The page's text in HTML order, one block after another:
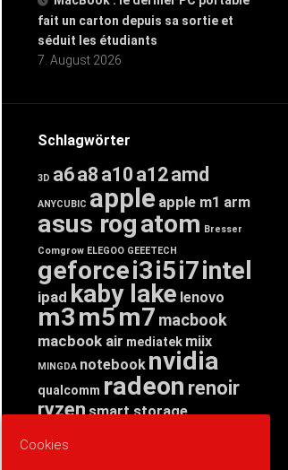
fait un carton depuis sa sortie et
séduit les étudiants
7. August 2026
Schlagwörter
3D a6a8 a10 a12amd
ANYCUBIC apple apple m1 arm
asus rogatom Bresser
Comgrow ELEGOO GEEETECH
geforcei3i5i7intel
ipad kaby lake lenovo
m3m5m7 macbook
macbook air mediatek miix
MINGDA notebook nvidia
qualcomm radeon renoir
ryzensmart storage
threadripper
Cookies